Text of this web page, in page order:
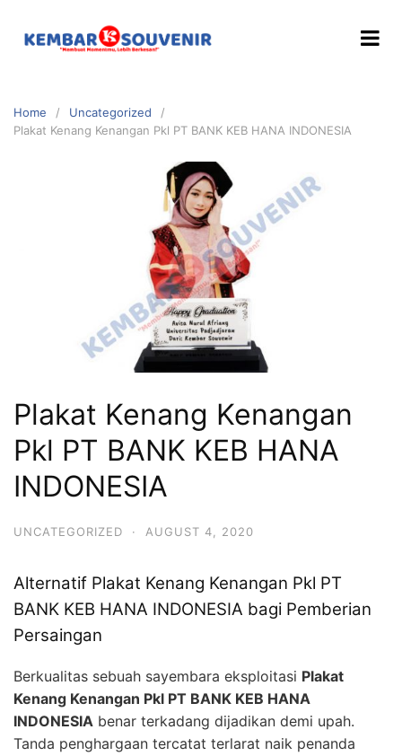
Home
Uncategorized
Plakat Kenang Kenangan Pkl PT BANK KEB HANA INDONESIA
Plakat Kenang Kenangan
Pkl PT BANK KEB HANA
INDONESIA
UNCATEGORIZED · AUGUST 4, 2020
Alternatif Plakat Kenang Kenangan Pkl PT
BANK KEB HANA INDONESIA bagi Pemberian
Persaingan
Berkualitas sebuah sayembara eksploitasi Plakat
Kenang Kenangan Pkl PT BANK KEB HANA
INDONESIA benar terkadang dijadikan demi upah.
Tanda penghargaan tercatat terlarat naik penanda